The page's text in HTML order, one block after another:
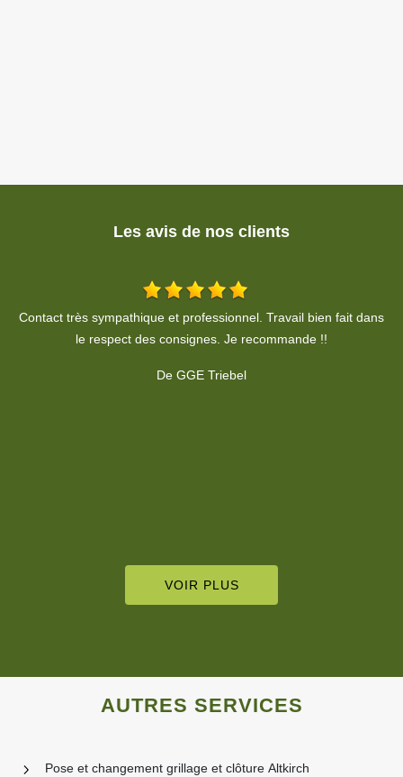
Les avis de nos clients
De Claude Davi
VOIR PLUS
AUTRES SERVICES
Pose et changement grillage et clôture Altkirch